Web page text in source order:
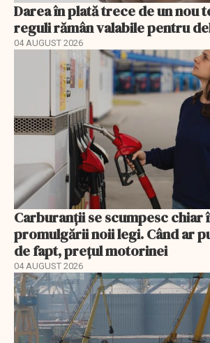
Darea în plată trece de un nou
reguli rămân valabile pentru
04 AUGUST 2026
Carburanții se scumpesc chiar
promulgării noii legi. Când ar
de fapt, prețul motorinei
04 AUGUST 2026